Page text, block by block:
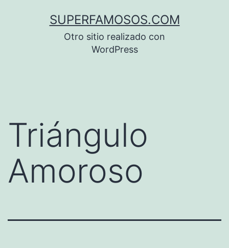
SUPERFAMOSOS.COM
Otro sitio realizado con
WordPress
Triángulo
Amoroso